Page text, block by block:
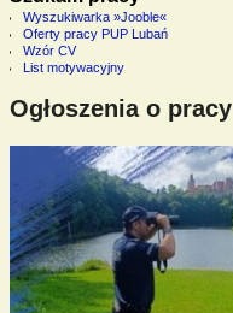
Wyszukiwarka »Jooble«
Oferty pracy PUP Lubań
Wzór CV
List motywacyjny
Ogłoszenia o pracy